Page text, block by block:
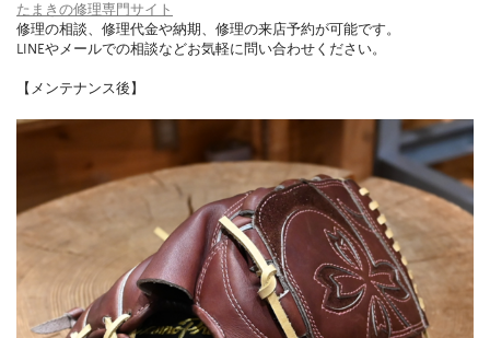
たまきの修理専門サイト
修理の相談、修理代金や納期、修理の来店予約が可能です。
LINEやメールでの相談などお気軽に問い合わせください。
【メンテナンス後】